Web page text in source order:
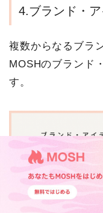
4.ブランド・
複数からなるブラ
MOSHのブランド
す。
クリエイターが提